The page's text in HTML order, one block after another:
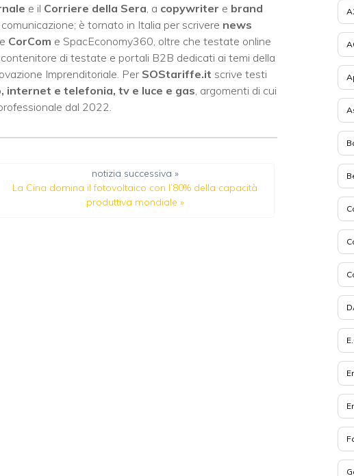
e il Corriere della Sera , a copywriter e brand
è tornato in Italia per scrivere news
CorCom e SpacEconomy360, oltre che testate online
, contenitore di testate e portali B2B dedicati ai temi della
Imprenditoriale. Per SOStariffe.it scrive testi
internet e telefonia, tv e luce e gas , argomenti di cui
dal 2022.
notizia successiva »
La Cina domina il fotovoltaico con l’80% della capacità
produttiva mondiale »